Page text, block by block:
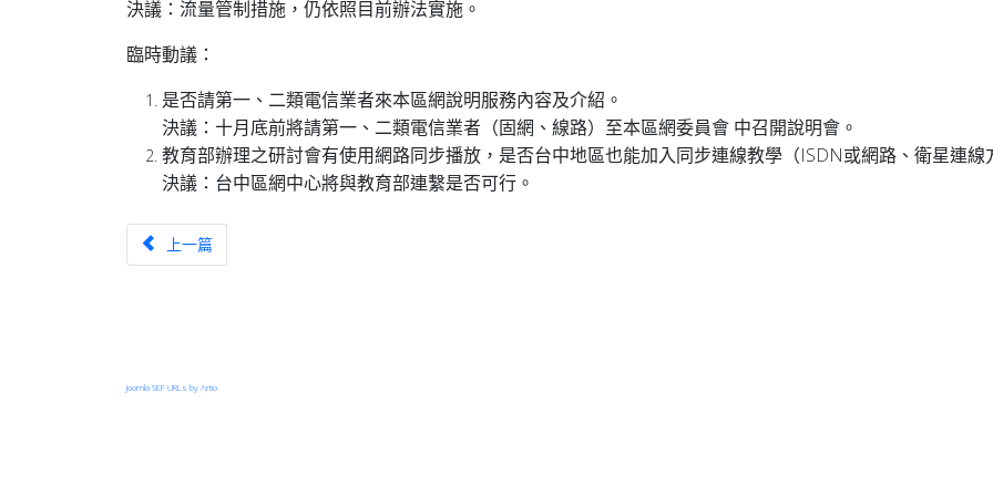
決議：流量管制措施，仍依照目前辦法實施。
臨時動議：
是否請第一、二類電信業者來本區網說明服務內容及介紹。
決議：十月底前將請第一、二類電信業者（固網、線路）至本區網委員會 中召開說明會。
教育部辦理之研討會有使用網路同步播放，是否台中地區也能加入同步連線教學（ISDN或網路、衛星連線
決議：台中區網中心將與教育部連繫是否可行。
上一篇文章：管理委員會第十二次會議
上一篇
Joomla SEF URLs by Artio